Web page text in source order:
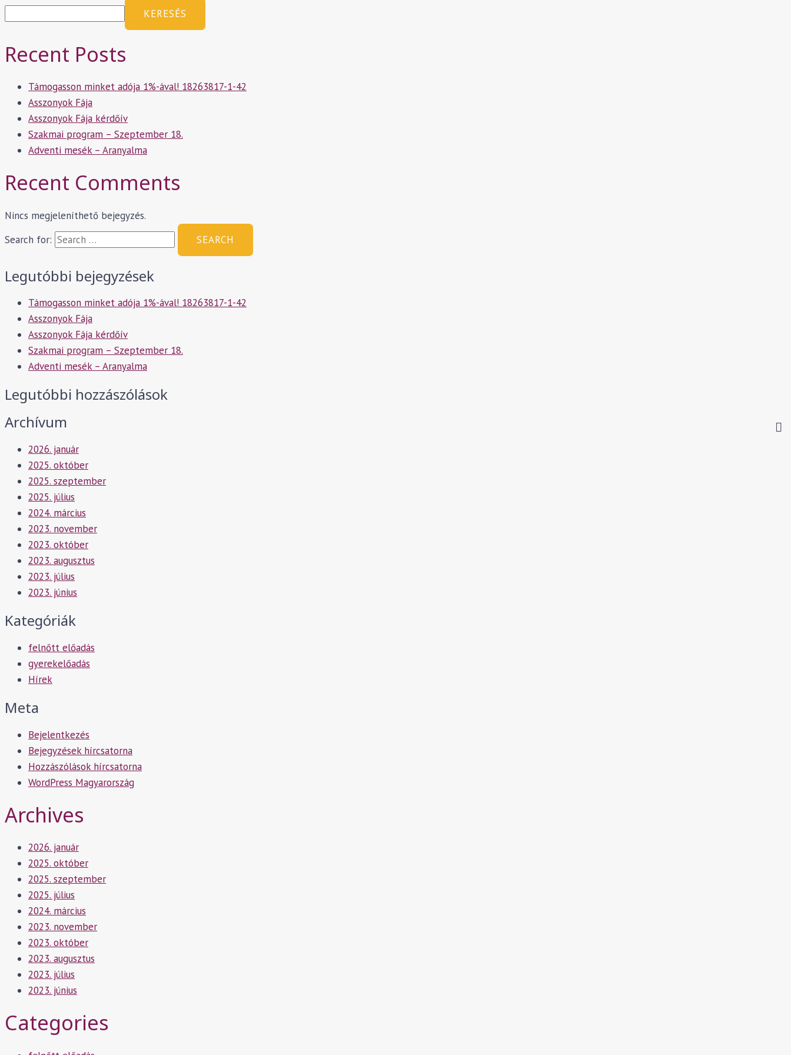
KERESÉS
Recent Posts
Támogasson minket adója 1%-ával! 18263817-1-42
Asszonyok Fája
Asszonyok Fája kérdőív
Szakmai program – Szeptember 18.
Adventi mesék – Aranyalma
Recent Comments
Nincs megjeleníthető bejegyzés.
Search for:
Legutóbbi bejegyzések
Támogasson minket adója 1%-ával! 18263817-1-42
Asszonyok Fája
Asszonyok Fája kérdőív
Szakmai program – Szeptember 18.
Adventi mesék – Aranyalma
Legutóbbi hozzászólások
Archívum
2026. január
2025. október
2025. szeptember
2025. július
2024. március
2023. november
2023. október
2023. augusztus
2023. július
2023. június
Kategóriák
felnőtt előadás
gyerekelőadás
Hírek
Meta
Bejelentkezés
Bejegyzések hírcsatorna
Hozzászólások hírcsatorna
WordPress Magyarország
Archives
2026. január
2025. október
2025. szeptember
2025. július
2024. március
2023. november
2023. október
2023. augusztus
2023. július
2023. június
Categories